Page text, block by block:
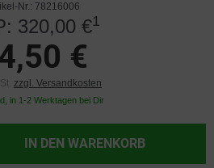
Nr.: 78216006
320,00 €1
€
zzgl. Versandkosten
in 1-2 Werktagen bei Dir
IN DEN WARENKORB